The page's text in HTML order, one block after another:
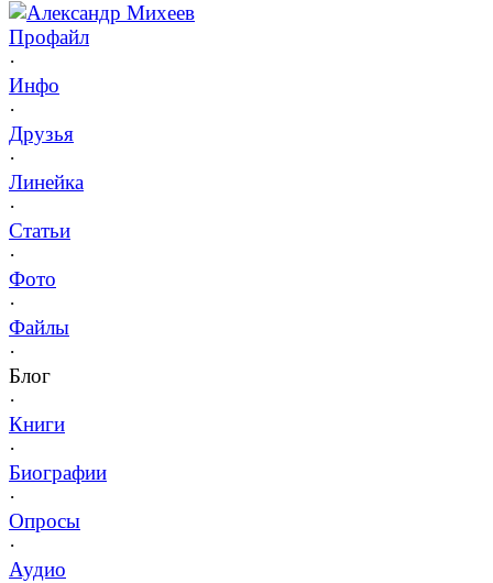
Александр Михеев
Профайл
·
Инфо
·
Друзья
·
Линейка
·
Статьи
·
Фото
·
Файлы
·
Блог
·
Книги
·
Биографии
·
Опросы
·
Аудио